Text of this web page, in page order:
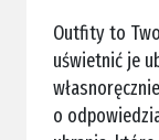
Outfity to
uświetnić je
o